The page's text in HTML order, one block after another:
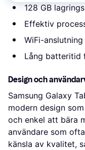
128 GB
Effektiv
WiFi-
Lång batteritid
Design och
Samsung Galaxy
modern design
och enkel att bära
användare som
känsla av kvalitet,